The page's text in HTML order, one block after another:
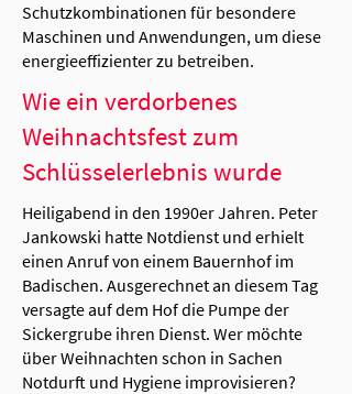
Schutzkombinationen für besondere
Maschinen und Anwendungen, um diese
energieeffizienter zu betreiben.
Wie ein verdorbenes
Weihnachtsfest zum
Schlüsselerlebnis wurde
Heiligabend in den 1990er Jahren. Peter
Jankowski hatte Notdienst und erhielt
einen Anruf von einem Bauernhof im
Badischen. Ausgerechnet an diesem Tag
versagte auf dem Hof die Pumpe der
Sickergrube ihren Dienst. Wer möchte
über Weihnachten schon in Sachen
Notdurft und Hygiene improvisieren?